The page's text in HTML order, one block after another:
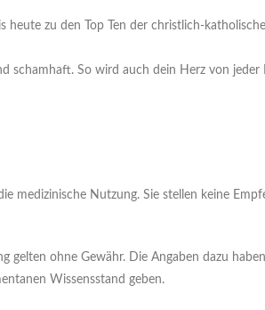
heute zu den Top Ten der christlich-
schamhaft. So wird auch dein Herz von
medizinische Nutzung. Sie stellen keine
gelten ohne Gewähr. Die Angaben dazu
Wissensstand geben.